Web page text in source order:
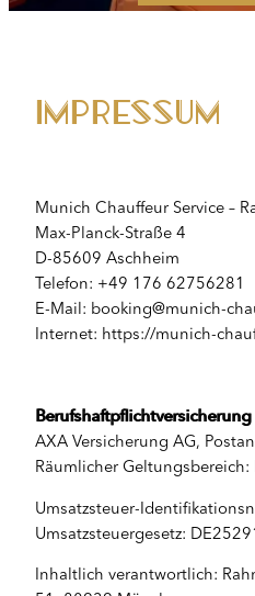
Impressum
Munich Chauffeur Service –
Max-Planck-Straße 4
D-85609 Aschheim
Telefon: +49 176 62756281
E-Mail: booking@munich-
Internet: https://munich-
Berufshaftpflichtversicherung
AXA Versicherung AG,
Räumlicher
Umsatzsteuer-
Umsatzsteuergesetz:
Inhaltlich verantwortlich: